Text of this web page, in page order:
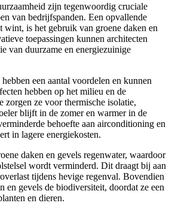
zijn tegenwoordig cruciale
van bedrijfspanden. Een opvallende
wint, is het gebruik van groene daken en
toepassingen kunnen architecten
van duurzame en energiezuinige
een aantal voordelen en kunnen
hebben op het milieu en de
zorgen ze voor thermische isolatie,
blijft in de zomer en warmer in de
behoefte aan airconditioning en
in lagere energiekosten.
daken en gevels regenwater, waardoor
wordt verminderd. Dit draagt bij aan
tijdens hevige regenval. Bovendien
en gevels de biodiversiteit, doordat ze een
en dieren.